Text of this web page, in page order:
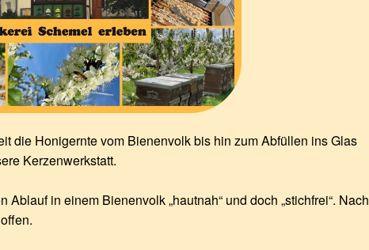
die Honigernte vom Bienenvolk bis hin zum Abfüllen ins Glas
Kerzenwerkstatt.
in einem Bienenvolk „hautnah“ und doch „stichfrei“. Nach